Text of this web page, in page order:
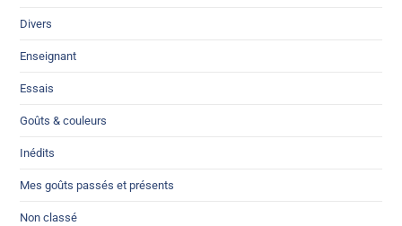
Divers
Enseignant
Essais
Goûts & couleurs
Inédits
Mes goûts passés et présents
Non classé